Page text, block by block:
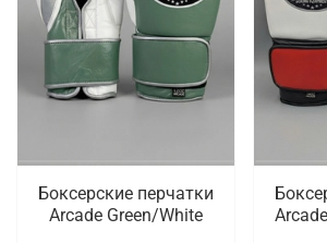
Боксерские перчатки
Arcade Green/White